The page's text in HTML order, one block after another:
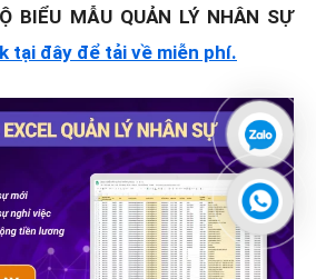
BIỂU MẪU QUẢN LÝ NHÂN SỰ
tại đây để tải về miễn phí.